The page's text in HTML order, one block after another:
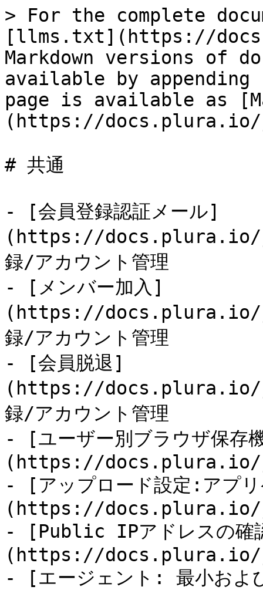
> For the complete
[llms.txt](https://
Markdown versions of
available by
page is available as
(https://docs.plura.io/
# 共通
- [会員登録認証メール]
(https://docs.plura.io/
録/アカウント管理
- [メンバー加入]
(https://docs.plura.io/
録/アカウント管理
- [会員脱退]
(https://docs.plura.io/
録/アカウント管理
- [ユーザー別ブラウザ保存
(https://docs.plura.io/
- [アップロード設定:アプ
(https://docs.plura.io/
- [Public IPアドレスの確
(https://docs.plura.io/
- [エージェント: 最小およ